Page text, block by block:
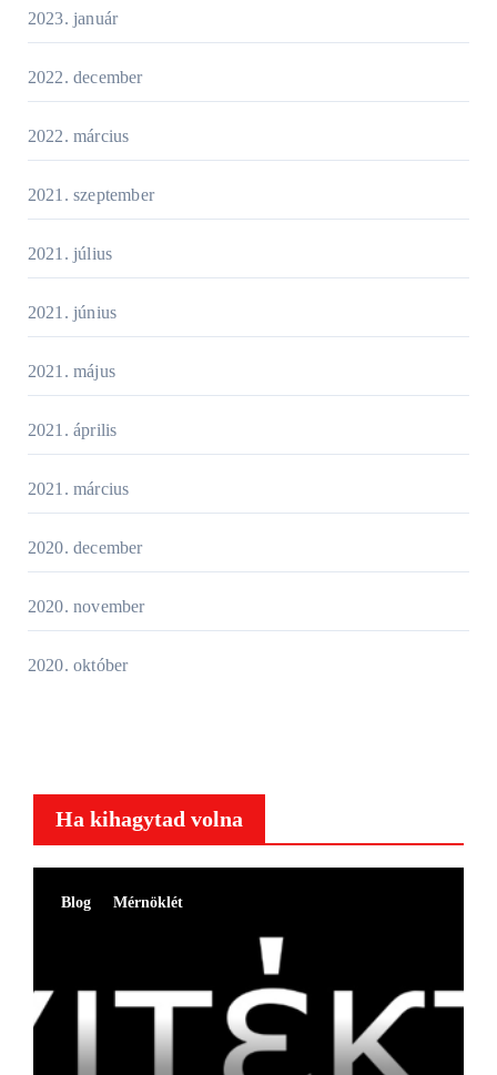
2023. január
2022. december
2022. március
2021. szeptember
2021. július
2021. június
2021. május
2021. április
2021. március
2020. december
2020. november
2020. október
Ha kihagytad volna
Blog Mérnöklét